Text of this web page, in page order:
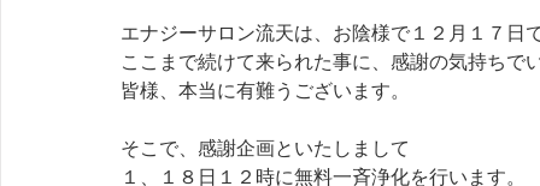
エナジーサロン流天は、お陰様で１２月１７日
ここまで続けて来られた事に、感謝の気持ちで
皆様、本当に有難うございます。
そこで、感謝企画といたしまして
１、１８日１２時に無料一斉浄化を行います。